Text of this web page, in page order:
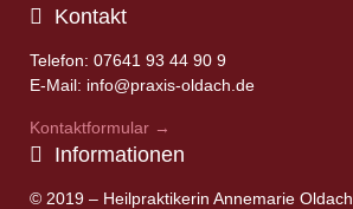
Kontakt
Telefon: 07641 93 44 90 9
E-Mail: info@praxis-oldach.de
Kontaktformular →
Informationen
© 2019 – Heilpraktikerin Annemarie Oldach.